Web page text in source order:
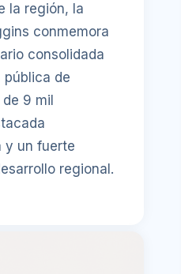
la región, la
conmemora
consolidada
de
9 mil
y un fuerte
regional.